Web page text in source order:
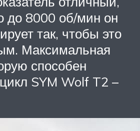
до 8000 об/мин он
так, чтобы это
Максимальная
способен
SYM Wolf T2 –